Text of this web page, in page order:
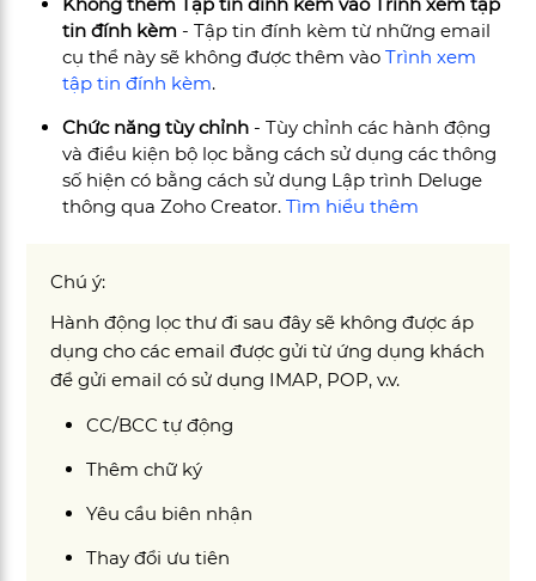
tin đính kèm - Tập tin đính kèm từ những email
cụ thể này sẽ không được thêm vàoTrình xem
tập tin đính kèm.
Chức năng tùy chỉnh - Tùy chỉnh các hành động
và điều kiện bộ lọc bằng cách sử dụng các thông
số hiện có bằng cách sử dụng Lập trình Deluge
thông qua Zoho Creator.Tìm hiểu thêm
Chú ý:
Hành động lọc thư đi sau đây sẽ không được áp
dụng cho các email được gửi từ ứng dụng khách
để gửi email có sử dụng IMAP, POP, v.v.
CC/BCC tự động
Thêm chữ ký
Yêu cầu biên nhận
Thay đổi ưu tiên